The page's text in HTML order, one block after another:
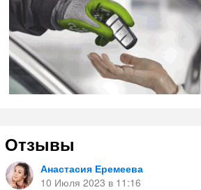
Отзывы
Анастасия Еремеева
10 Июля 2023 в 11:16